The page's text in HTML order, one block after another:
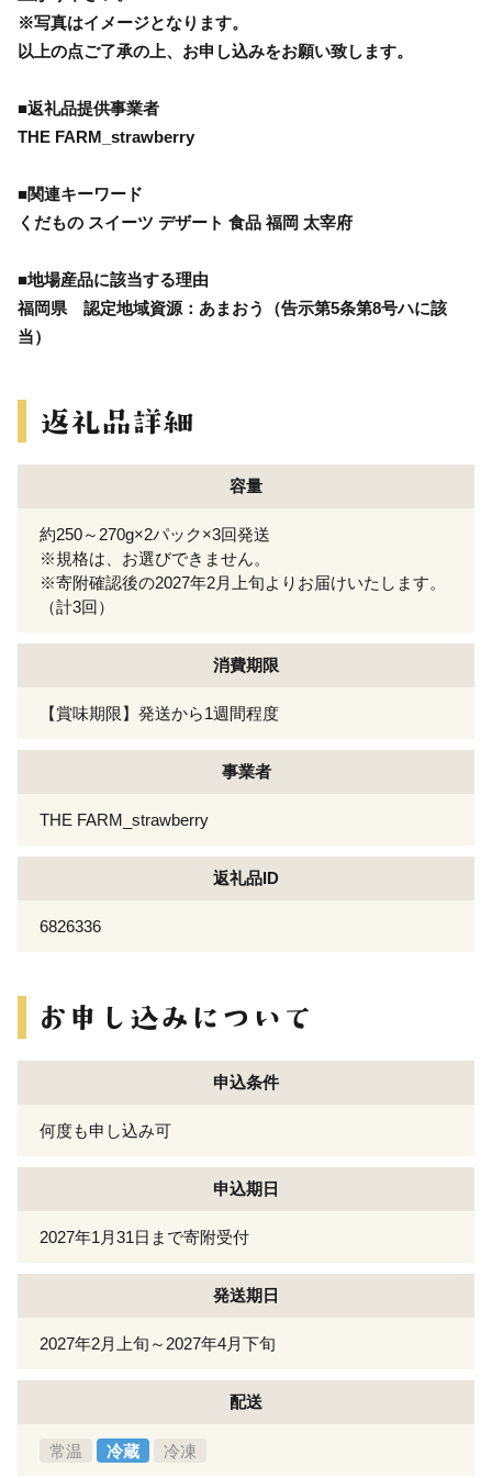
※写真はイメージとなります。
以上の点ご了承の上、お申し込みをお願い致します。
■返礼品提供事業者
THE FARM_strawberry
■関連キーワード
くだもの スイーツ デザート 食品 福岡 太宰府
■地場産品に該当する理由
福岡県 認定地域資源：あまおう（告示第5条第8号ハに該
当）
容量
約250～270g×2パック×3回発送
※規格は、お選びできません。
※寄附確認後の2027年2月上旬よりお届けいたします。
（計3回）
消費期限
【賞味期限】発送から1週間程度
事業者
THE FARM_strawberry
返礼品ID
6826336
申込条件
何度も申し込み可
申込期日
2027年1月31日まで寄附受付
発送期日
2027年2月上旬～2027年4月下旬
配送
常温 冷蔵 冷凍